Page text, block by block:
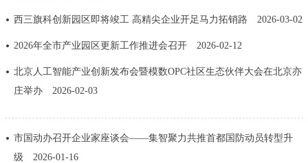
多语种
DEUTSCH FRANÇAIS РУССКИЙ ЯЗЫК
西三旗科创新园区即将竣工 高精尖企业开足马力拓销路 2026-03-02
2026年全市产业园区更新工作推进会召开 2026-02-12
北京人工智能产业创新发布会暨模数OPC社区生态伙伴大会在北京亦
庄举办
2026-02-03
市国动办召开企业家座谈会——集智聚力共推首都国防动员转型升
级
2026-01-16